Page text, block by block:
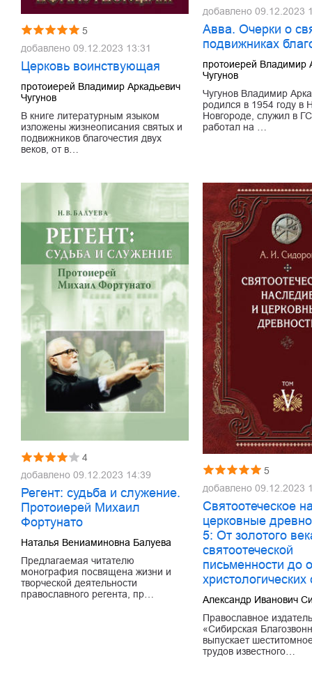
5
добавлено 09.12.2023 13:31
Церковь воинствующая
протоиерей Владимир Аркадьевич
Чугунов
В книге литературным языком
изложены жизнеописания святых и
подвижников благочестия двух
веков, от в…
добавлено 09.12.2023
Авва. Очерки о
подвижниках
протоиерей Владимир
Чугунов
Чугунов Владимир
родился в 1954 году в
Новгороде, служил в
работал на …
4
добавлено 09.12.2023 14:39
Регент: судьба и служение.
Протоиерей Михаил
Фортунато
Наталья Вениаминовна Балуева
Предлагаемая читателю
монография посвящена жизни и
творческой деятельности
православного регента, пр…
5
добавлено 09.12.2023
Святоотеческое
церковные
5: От золотого
святоотеческой
письменности до
христологических
Александр Иванович
Православное
«Сибирская
выпускает
трудов известного…